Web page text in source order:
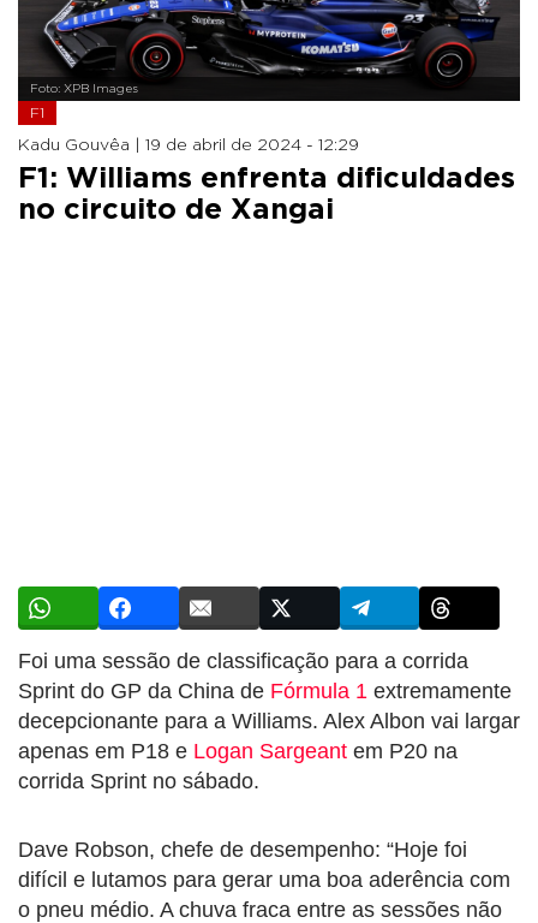
Foto: XPB Images
F1
Kadu Gouvêa | 19 de abril de 2024 - 12:29
F1: Williams enfrenta dificuldades
no circuito de Xangai
Foi uma sessão de classificação para a corrida
Sprint do GP da China de Fórmula 1 extremamente
decepcionante para a Williams. Alex Albon vai largar
apenas em P18 e Logan Sargeant em P20 na
corrida Sprint no sábado.
Dave Robson, chefe de desempenho: “Hoje foi
difícil e lutamos para gerar uma boa aderência com
o pneu médio. A chuva fraca entre as sessões não